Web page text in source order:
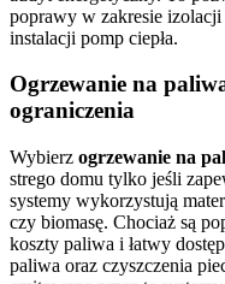
poprawy w zakresie
instalacji pomp ciepła.
Ogrzewanie na
ograniczenia
Wybierz ogrzewanie na
strego domu tylko jeśli
systemy wykorzystują
czy biomasę. Chociaż są
koszty paliwa i łatwy
paliwa oraz czyszczenia